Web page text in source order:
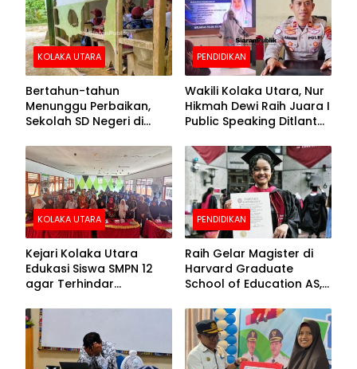
KOLAKA UTARA
Bertahun-tahun
Menunggu Perbaikan,
Sekolah SD Negeri di
Beralas Tanah dan
Dinding Bolong-bolong
PENDIDIKAN
Wakili Kolaka Utara, Nur
Hikmah Dewi Raih Juara I
Public Speaking Ditlantas
Puncak Hari
Bhayangkara ke-80
KOLAKA UTARA
Kejari Kolaka Utara
Edukasi Siswa SMPN 12
agar Terhindar
PENDIDIKAN
Raih Gelar Magister di
Harvard Graduate
School of Education AS,
Foto Putrinya Perlihatkan
Ijazah